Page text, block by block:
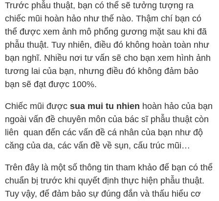
Trước phẫu thuật, bạn có thể sẽ tưởng tượng ra
chiếc mũi hoàn hảo như thế nào. Thậm chí bạn có
thể được xem ảnh mô phổng gương mặt sau khi đã
phẫu thuật. Tuy nhiên, điều đó không hoàn toàn như
bạn nghĩ. Nhiều nơi tư vấn sẽ cho bạn xem hình ảnh
tương lai của bạn, nhưng điều đó không đảm bảo
bạn sẽ đạt được 100%.
Chiếc mũi được sua mui tu nhien hoàn hảo của bạn
ngoài vấn đề chuyên môn của bác sĩ phẫu thuật còn
liên quan đến các vấn đề cá nhân của bạn như độ
căng của da, các vấn đề về sụn, cấu trúc mũi…
Trên đây là một số thông tin tham khảo để bạn có thể
chuẩn bị trước khi quyết định thực hiện phẫu thuật.
Tuy vậy, để đảm bảo sự đúng đắn và thấu hiểu cơ